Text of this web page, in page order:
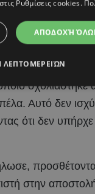
σχολιάστηκε
Αυτό δεν
ότι δεν υπήρχε
στην
Ρυθμίσεις cookies.
ΑΠΟΔΟΧΉ
ΛΕΠΤΟΜΕΡΕΙΏΝ